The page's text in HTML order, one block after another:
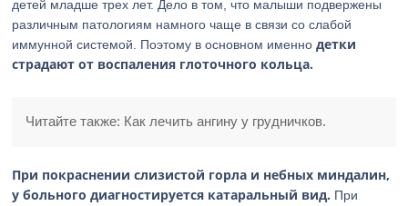
детей младше трех лет. Дело в том, что малыши подвержены
различным патологиям намного чаще в связи со слабой
иммунной системой. Поэтому в основном именнодетки
страдают от воспаления глоточного кольца.
Читайте также: Как лечить ангину у грудничков.
При покраснении слизистой горла и небных миндалин,
у больного диагностируется катаральный вид. При